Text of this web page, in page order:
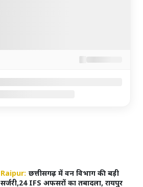
Raipur: छत्तीसगढ़ में वन विभाग की बड़ी
सर्जरी,24 IFS अफसरों का तबादला, रायपुर